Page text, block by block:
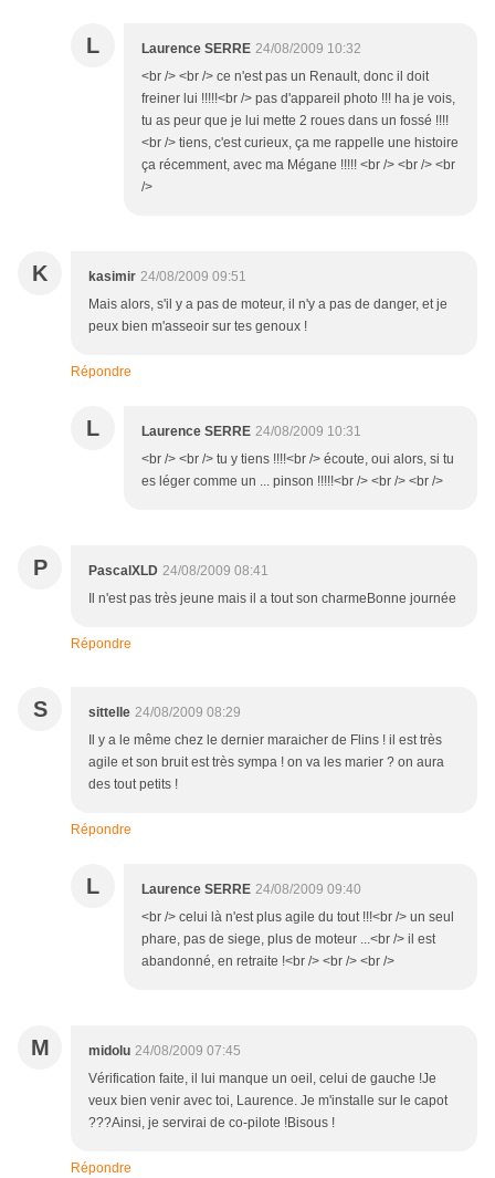
L Laurence SERRE 24/08/2009 10:32
<br /> <br /> ce n'est pas un Renault, donc il doit
freiner lui !!!!!<br /> pas d'appareil photo !!! ha je vois,
tu as peur que je lui mette 2 roues dans un fossé !!!!
<br /> tiens, c'est curieux, ça me rappelle une histoire
ça récemment, avec ma Mégane !!!!! <br /> <br /> <br
/>
K kasimir 24/08/2009 09:51
Mais alors, s'il y a pas de moteur, il n'y a pas de danger, et je
peux bien m'asseoir sur tes genoux !
Répondre
L Laurence SERRE 24/08/2009 10:31
<br /> <br /> tu y tiens !!!!<br /> écoute, oui alors, si tu
es léger comme un ... pinson !!!!!<br /> <br /> <br />
P PascalXLD 24/08/2009 08:41
Il n'est pas très jeune mais il a tout son charmeBonne journée
Répondre
S sittelle 24/08/2009 08:29
Il y a le même chez le dernier maraicher de Flins ! il est très
agile et son bruit est très sympa ! on va les marier ? on aura
des tout petits !
Répondre
L Laurence SERRE 24/08/2009 09:40
<br /> celui là n'est plus agile du tout !!!<br /> un seul
phare, pas de siege, plus de moteur ...<br /> il est
abandonné, en retraite !<br /> <br /> <br />
M midolu 24/08/2009 07:45
Vérification faite, il lui manque un oeil, celui de gauche !Je
veux bien venir avec toi, Laurence. Je m'installe sur le capot
???Ainsi, je servirai de co-pilote !Bisous !
Répondre